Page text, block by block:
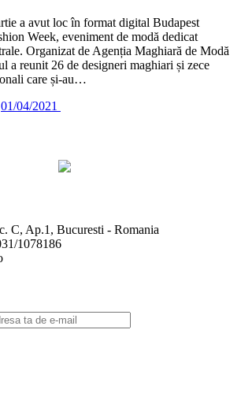
a avut loc în format digital Budapest
Week, eveniment de modă dedicat
Organizat de Agenția Maghiară de Modă
a reunit 26 de designeri maghiari și zece
care și-au…
01/04/2021
C, Ap.1, Bucuresti - Romania
1078186